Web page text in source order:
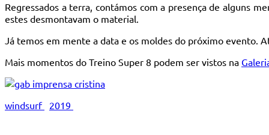
Regressados a terra, contámos com a presença de alguns
estes desmontavam o material.
Já temos em mente a data e os moldes do próximo evento.
Mais momentos do Treino Super 8 podem ser vistos na
windsurf 2019